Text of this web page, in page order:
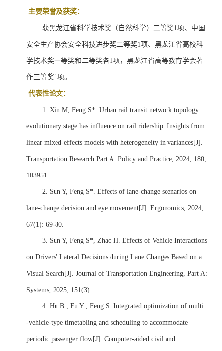
主要荣誉及获奖：
获黑龙江省科学技术奖（自然科学）二等奖1项、中国
安全生产协会安全科技进步奖二等奖1项、黑龙江省高校科
学技术奖一等奖和二等奖各1项，黑龙江省高等教育学会著
作三等奖1项。
代表性论文：
1. Xin M, Feng S*. Urban rail transit network topology
evolutionary stage has influence on rail ridership: Insights from
linear mixed-effects models with heterogeneity in variances[J].
Transportation Research Part A: Policy and Practice, 2024, 180,
103951.
2. Sun Y, Feng S*. Effects of lane-change scenarios on
lane-change decision and eye movement[J]. Ergonomics, 2024,
67(1): 69-80.
3. Sun Y, Feng S*, Zhao H. Effects of Vehicle Interactions
on Drivers' Lateral Decisions during Lane Changes Based on a
Visual Search[J]. Journal of Transportation Engineering, Part A:
Systems, 2025, 151(3).
4. Hu B , Fu Y , Feng S .Integrated optimization of multi
‐vehicle‐type timetabling and scheduling to accommodate
periodic passenger flow[J]. Computer-aided civil and